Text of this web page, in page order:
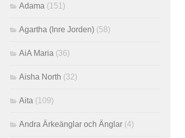
Adama (151)
Agartha (Inre Jorden) (58)
AiA Maria (36)
Aisha North (32)
Aita (109)
Andra Ärkeänglar och Änglar (4)